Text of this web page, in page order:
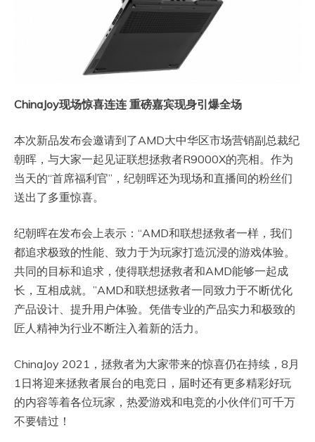
ChinaJoy现场惊喜连连 重磅嘉宾现身引爆全场
本次新品发布会邀请到了AMD大中华区市场营销副总裁纪
朝晖，与大家一起见证联想拯救者R9000X的亮相。作为
当天的“首席福利官”，纪朝晖还为现场和直播间的粉丝们
送出了多重惊喜。
纪朝晖在发布会上表示：“AMD和联想拯救者一样，我们
都追求极致的性能、致力于为玩家打造沉浸的游戏体验。
共同的目标和追求，使得联想拯救者和AMD能够一起成
长，互相成就。”AMD和联想拯救者一同致力于不断优化
产品设计、提升用户体验。凭借专业的产品实力和极致的
匠人精神为行业不断注入着新的活力。
ChinaJoy 2021，拯救者为大家带来的惊喜仍在持续，8月
1日将迎来拯救者展台的电竞日，届时还有更多精彩好玩
的内容等着各位玩家，热爱游戏和电竞的小伙伴们可千万
不要错过！